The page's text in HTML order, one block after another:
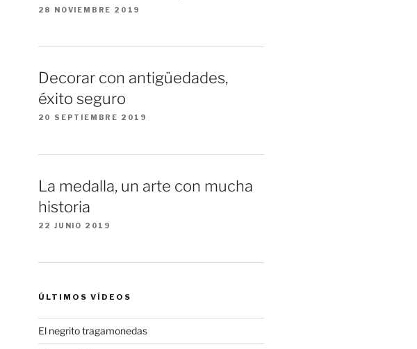
28 NOVIEMBRE 2019
Decorar con antigüedades,
éxito seguro
20 SEPTIEMBRE 2019
La medalla, un arte con mucha
historia
22 JUNIO 2019
ÚLTIMOS VÍDEOS
El negrito tragamonedas